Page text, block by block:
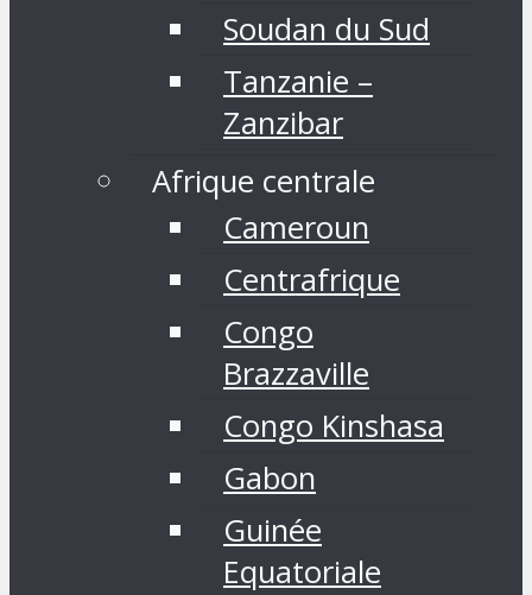
Soudan du Sud
Tanzanie –
Zanzibar
Afrique centrale
Cameroun
Centrafrique
Congo
Brazzaville
Congo Kinshasa
Gabon
Guinée
Equatoriale